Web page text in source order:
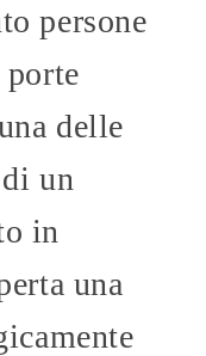
persone
porte
delle
un
in
una